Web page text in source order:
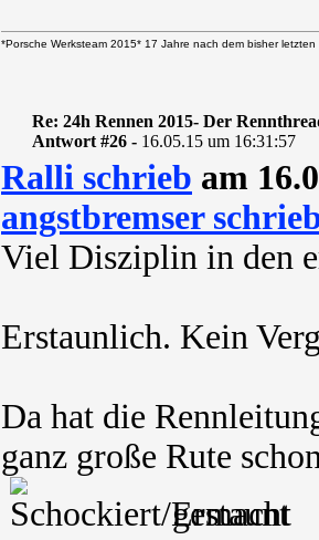
*Porsche Werksteam 2015* 17 Jahre nach dem bisher
Re: 24h Rennen 2015- Der
Antwort #26 - 16.05.15 um 16:31:57
Ralli schrieb am
angstbremser
Viel Disziplin in den
Erstaunlich. Kein
Da hat die
ganz große Rute
gemacht